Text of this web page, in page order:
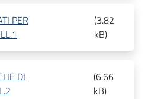
PER
(3.82
kB)
DI
(6.66
kB)